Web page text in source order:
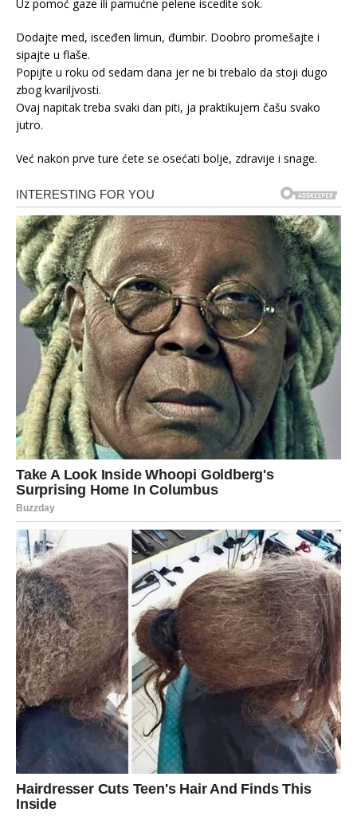
Uz pomoć gaze ili pamućne pelene iscedite sok.
Dodajte med, isceđen limun, đumbir. Doobro promešajte i
sipajte u flaše.
Popijte u roku od sedam dana jer ne bi trebalo da stoji dugo
zbog kvariljvosti.
Ovaj napitak treba svaki dan piti, ja praktikujem čašu svako
jutro.
Već nakon prve ture ćete se osećati bolje, zdravije i snage.